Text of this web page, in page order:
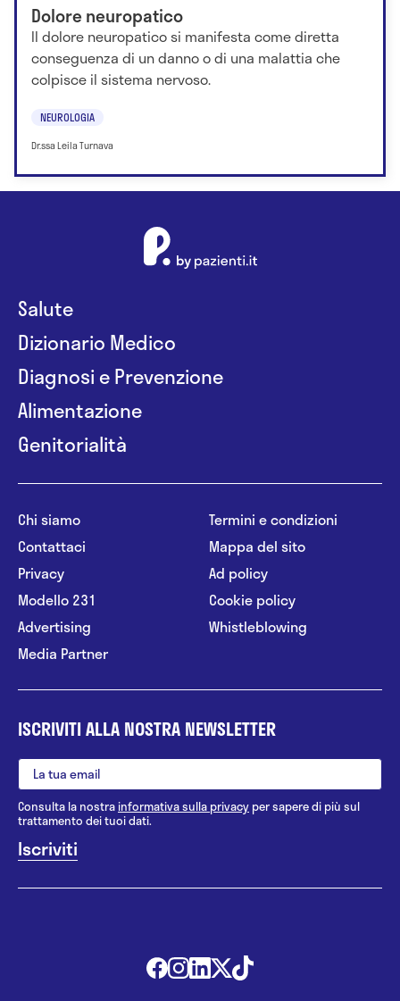
Dolore neuropatico
Il dolore neuropatico si manifesta come diretta
conseguenza di un danno o di una malattia che
colpisce il sistema nervoso.
NEUROLOGIA
Dr.ssa Leila Turnava
Salute
Dizionario Medico
Diagnosi e Prevenzione
Alimentazione
Genitorialità
Chi siamo
Contattaci
Privacy
Modello 231
Advertising
Media Partner
Termini e condizioni
Mappa del sito
Ad policy
Cookie policy
Whistleblowing
ISCRIVITI ALLA NOSTRA NEWSLETTER
Consulta la nostrainformativa sulla privacy per sapere di più sul
trattamento dei tuoi dati.